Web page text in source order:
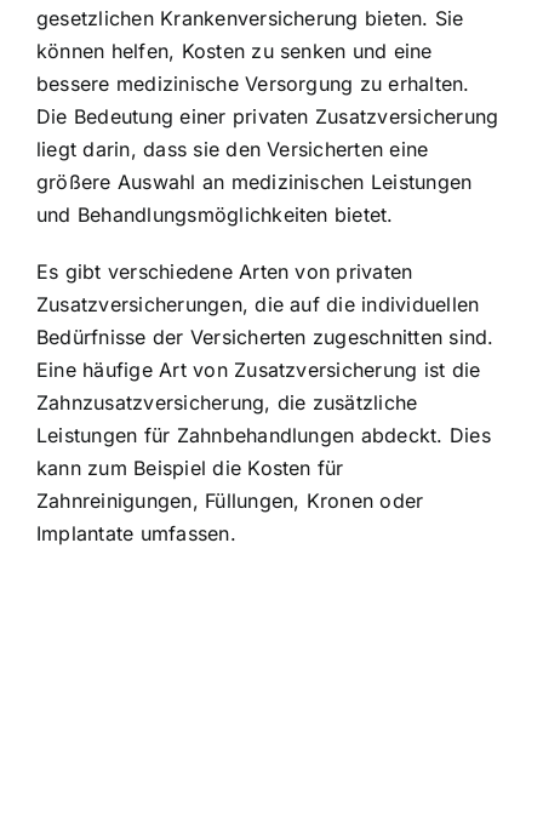
gesetzlichen Krankenversicherung bieten. Sie
können helfen, Kosten zu senken und eine
bessere medizinische Versorgung zu erhalten.
Die Bedeutung einer privaten Zusatzversicherung
liegt darin, dass sie den Versicherten eine
größere Auswahl an medizinischen Leistungen
und Behandlungsmöglichkeiten bietet.
Es gibt verschiedene Arten von privaten
Zusatzversicherungen, die auf die individuellen
Bedürfnisse der Versicherten zugeschnitten sind.
Eine häufige Art von Zusatzversicherung ist die
Zahnzusatzversicherung, die zusätzliche
Leistungen für Zahnbehandlungen abdeckt. Dies
kann zum Beispiel die Kosten für
Zahnreinigungen, Füllungen, Kronen oder
Implantate umfassen.